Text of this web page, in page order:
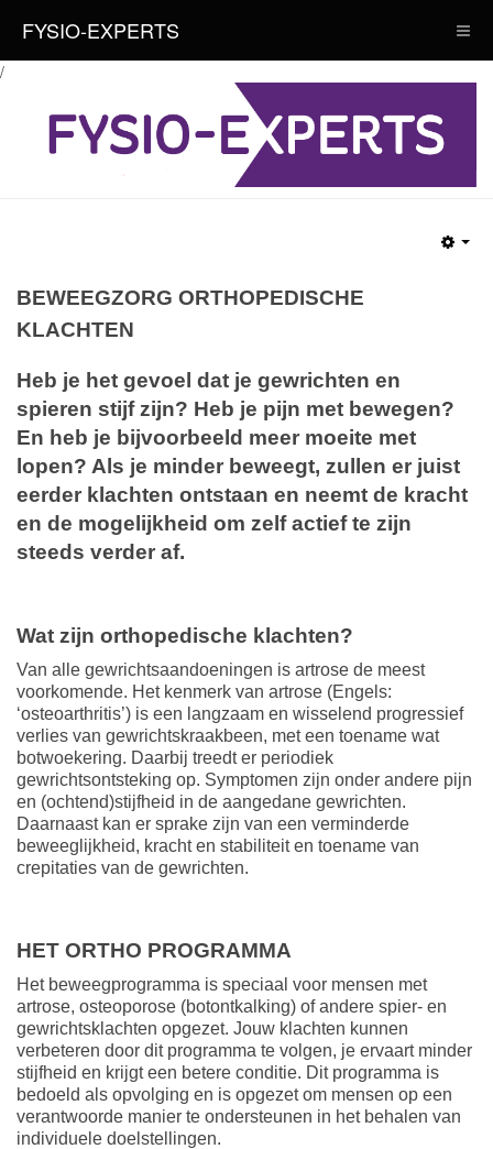
/
FYSIO-EXPERTS
BEWEEGZORG ORTHOPEDISCHE
KLACHTEN
Heb je het gevoel dat je gewrichten en
spieren stijf zijn? Heb je pijn met bewegen?
En heb je bijvoorbeeld meer moeite met
lopen? Als je minder beweegt, zullen er juist
eerder klachten ontstaan en neemt de kracht
en de mogelijkheid om zelf actief te zijn
steeds verder af.
Wat zijn orthopedische klachten?
Van alle gewrichtsaandoeningen is artrose de meest
voorkomende. Het kenmerk van artrose (Engels:
‘osteoarthritis’) is een langzaam en wisselend progressief
verlies van gewrichtskraakbeen, met een toename wat
botwoekering. Daarbij treedt er periodiek
gewrichtsontsteking op. Symptomen zijn onder andere pijn
en (ochtend)stijfheid in de aangedane gewrichten.
Daarnaast kan er sprake zijn van een verminderde
beweeglijkheid, kracht en stabiliteit en toename van
crepitaties van de gewrichten.
HET ORTHO PROGRAMMA
Het beweegprogramma is speciaal voor mensen met
artrose, osteoporose (botontkalking) of andere spier- en
gewrichtsklachten opgezet. Jouw klachten kunnen
verbeteren door dit programma te volgen, je ervaart minder
stijfheid en krijgt een betere conditie. Dit programma is
bedoeld als opvolging en is opgezet om mensen op een
verantwoorde manier te ondersteunen in het behalen van
individuele doelstellingen.